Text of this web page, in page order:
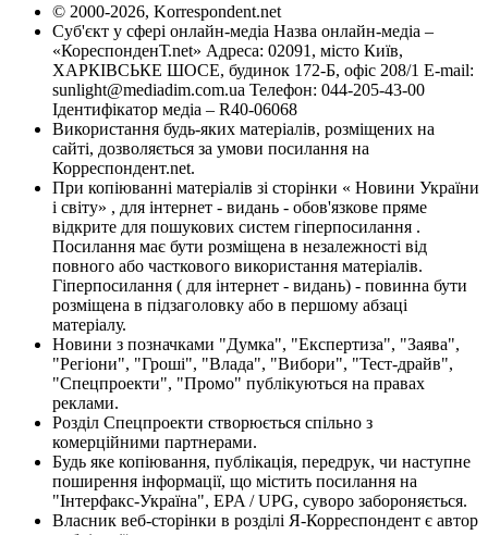
© 2000-2026, Korrespondent.net
Суб'єкт у сфері онлайн-медіа Назва онлайн-медіа –
«КореспонденТ.net» Адреса: 02091, місто Київ,
ХАРКІВСЬКЕ ШОСЕ, будинок 172-Б, офіс 208/1 E-mail:
sunlight@mediadim.com.ua Телефон: 044-205-43-00
Ідентифікатор медіа – R40-06068
Використання будь-яких матеріалів, розміщених на
сайті, дозволяється за умови посилання на
Корреспондент.net.
При копіюванні матеріалів зі сторінки « Новини України
і світу» , для інтернет - видань - обов'язкове пряме
відкрите для пошукових систем гіперпосилання .
Посилання має бути розміщена в незалежності від
повного або часткового використання матеріалів.
Гіперпосилання ( для інтернет - видань) - повинна бути
розміщена в підзаголовку або в першому абзаці
матеріалу.
Новини з позначками "Думка", "Експертиза", "Заява",
"Регіони", "Гроші", "Влада", "Вибори", "Тест-драйв",
"Спецпроекти", "Промо" публікуються на правах
реклами.
Розділ Спецпроекти створюється спільно з
комерційними партнерами.
Будь яке копіювання, публікація, передрук, чи наступне
поширення інформації, що містить посилання на
"Інтерфакс-Україна", EPA / UPG, суворо забороняється.
Власник веб-сторінки в розділі Я-Корреспондент є автор